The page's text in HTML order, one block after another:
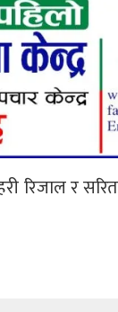
रिजाल र